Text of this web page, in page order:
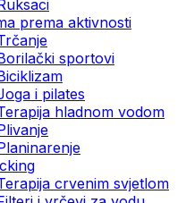
prema aktivnosti
sportovi
i pilates
hladnom vodom
crvenim svjetlom